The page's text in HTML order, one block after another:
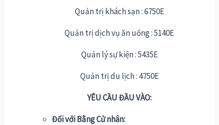
Quản trị khách sạn : 6750E
Quản trị dịch vụ ăn uống : 5140E
Quản lý sự kiện : 5435E
Quản trị du lịch : 4750E
YÊU CẦU ĐẦU VÀO:
Đối với Bằng Cử nhân: